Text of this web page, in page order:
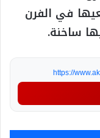
في الفرن
https://